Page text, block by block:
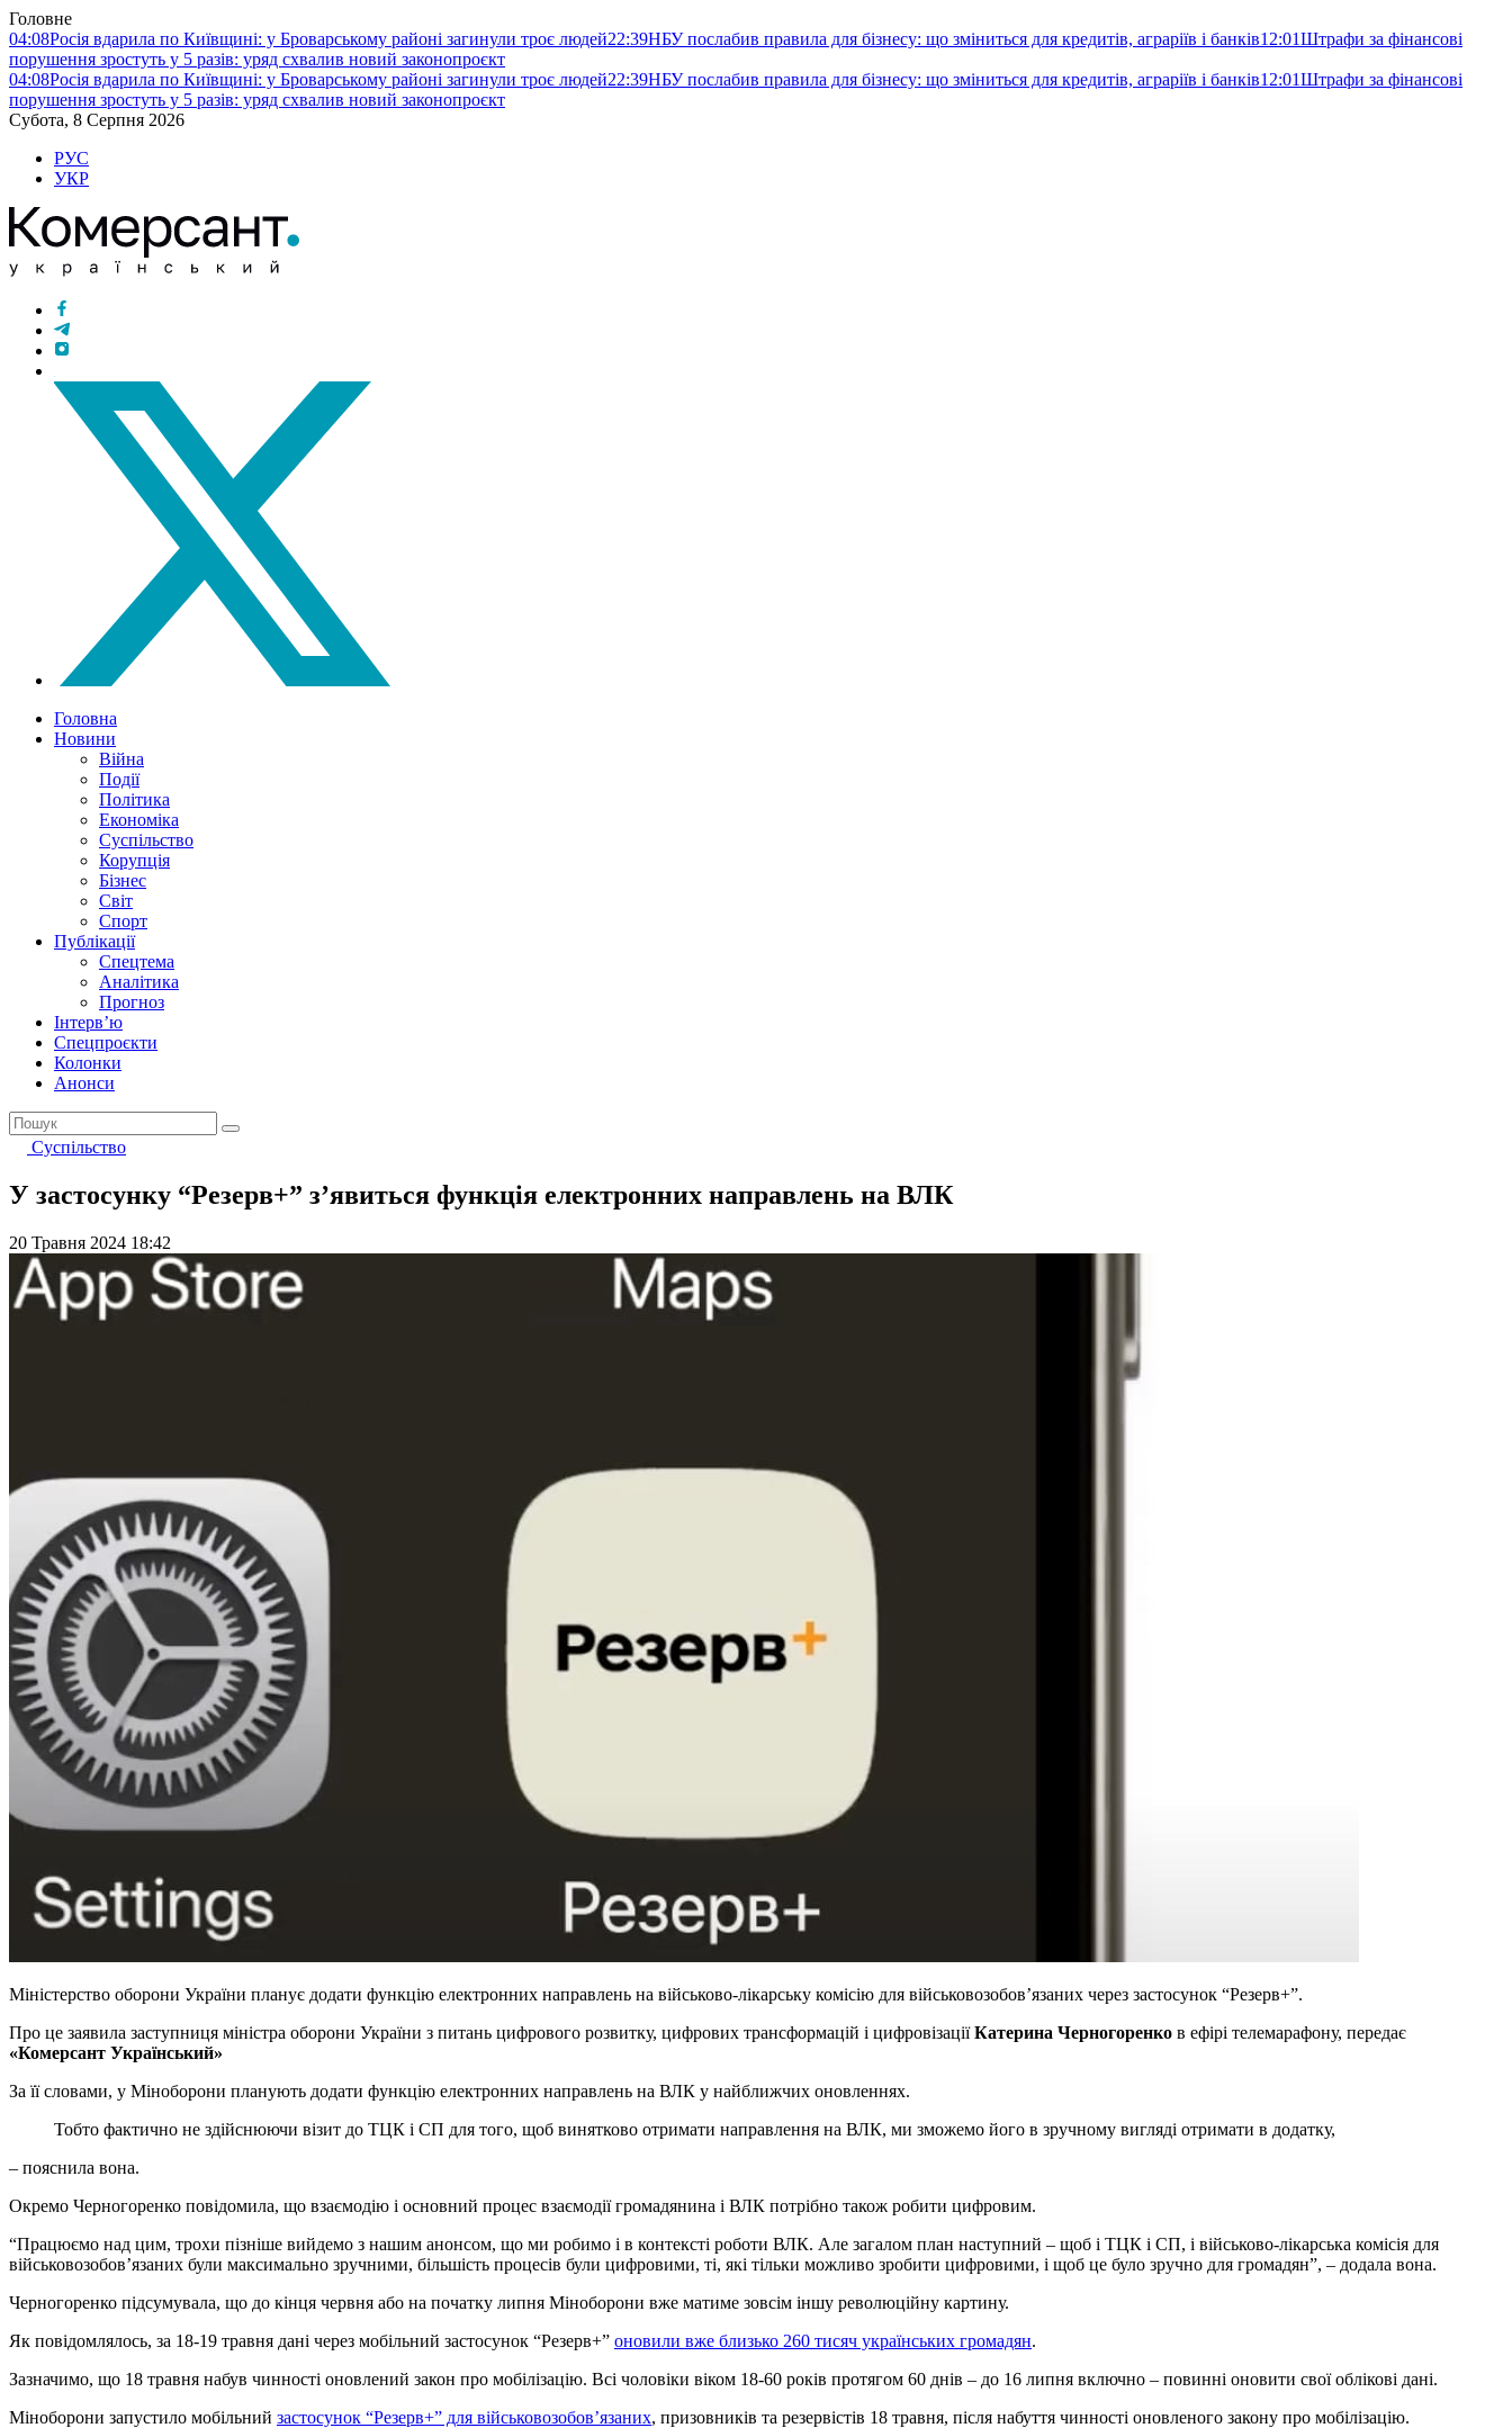
Головне
04:08Росія вдарила по Київщині: у Броварському районі загинули троє людей22:39НБУ послабив правила для бізнесу: що зміниться для кредитів, аграріїв і банків12:01Штрафи за фінансові
порушення зростуть у 5 разів: уряд схвалив новий законопроєкт
04:08Росія вдарила по Київщині: у Броварському районі загинули троє людей22:39НБУ послабив правила для бізнесу: що зміниться для кредитів, аграріїв і банків12:01Штрафи за фінансові
порушення зростуть у 5 разів: уряд схвалив новий законопроєкт
Субота, 8 Серпня 2026
РУС
УКР
Головна
Новини
Війна
Події
Політика
Економіка
Суспільство
Корупція
Бізнес
Світ
Спорт
Публікації
Спецтема
Аналітика
Прогноз
Інтерв’ю
Спецпроєкти
Колонки
Анонси
Суспільство
У застосунку “Резерв+” з’явиться функція електронних направлень на ВЛК
20 Травня 2024 18:42
Міністерство оборони України планує додати функцію електронних направлень на військово-лікарську комісію для військовозобов’язаних через застосунок “Резерв+”.
Про це заявила заступниця міністра оборони України з питань цифрового розвитку, цифрових трансформацій і цифровізаціїКатерина Черногоренко в ефірі телемарафону, передає
«Комерсант Український»
За її словами, у Міноборони планують додати функцію електронних направлень на ВЛК у найближчих оновленнях.
Тобто фактично не здійснюючи візит до ТЦК і СП для того, щоб винятково отримати направлення на ВЛК, ми зможемо його в зручному вигляді отримати в додатку,
– пояснила вона.
Окремо Черногоренко повідомила, що взаємодію і основний процес взаємодії громадянина і ВЛК потрібно також робити цифровим.
“Працюємо над цим, трохи пізніше вийдемо з нашим анонсом, що ми робимо і в контексті роботи ВЛК. Але загалом план наступний – щоб і ТЦК і СП, і військово-лікарська комісія для
військовозобов’язаних були максимально зручними, більшість процесів були цифровими, ті, які тільки можливо зробити цифровими, і щоб це було зручно для громадян”, – додала вона.
Черногоренко підсумувала, що до кінця червня або на початку липня Міноборони вже матиме зовсім іншу революційну картину.
Як повідомлялось, за 18-19 травня дані через мобільний застосунок “Резерв+” оновили вже близько 260 тисяч українських громадян.
Зазначимо, що 18 травня набув чинності оновлений закон про мобілізацію. Всі чоловіки віком 18-60 років протягом 60 днів – до 16 липня включно – повинні оновити свої облікові дані.
Міноборони запустило мобільний застосунок “Резерв+” для військовозобов’язаних, призовників та резервістів 18 травня, після набуття чинності оновленого закону про мобілізацію.